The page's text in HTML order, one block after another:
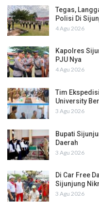
Tegas,
Polisi Di
4 Agu 2026
Kapolres
PJU Nya
4 Agu 2026
Tim
University
3 Agu 2026
Bupati
Daerah
3 Agu 2026
Di Car Free
Sijunjung
3 Agu 2026